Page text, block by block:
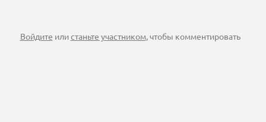
Войдите илистаньте участником, чтобы комментировать